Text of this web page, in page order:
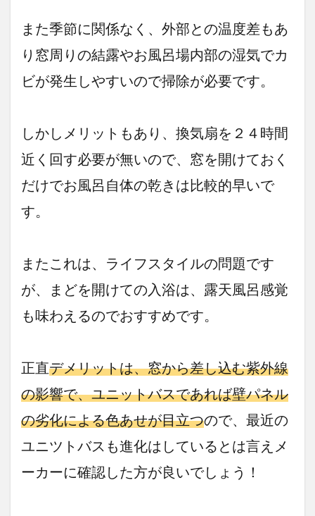
また季節に関係なく、外部との温度差もあ
り窓周りの結露やお風呂場内部の湿気でカ
ビが発生しやすいので掃除が必要です。
しかしメリットもあり、換気扇を２４時間
近く回す必要が無いので、窓を開けておく
だけでお風呂自体の乾きは比較的早いで
す。
またこれは、ライフスタイルの問題です
が、まどを開けての入浴は、露天風呂感覚
も味わえるのでおすすめです。
正直デメリットは、窓から差し込む紫外線
の影響で、ユニットバスであれば壁パネル
の劣化による色あせが目立つので、最近の
ユニツトバスも進化はしているとは言えメ
ーカーに確認した方が良いでしょう！